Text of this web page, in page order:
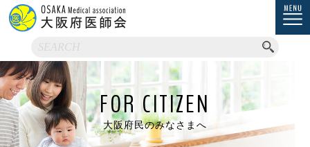
FOR CITIZEN
大阪府民のみなさまへ